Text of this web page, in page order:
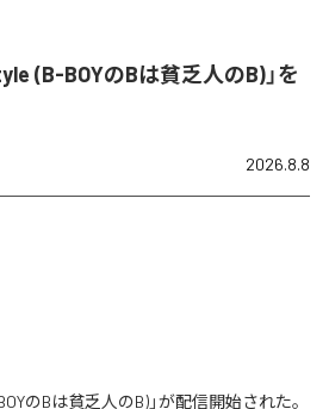
(B-BOYのBは貧乏人のB)」を
2026.8.8
のBは貧乏人のB)」が配信開始された。